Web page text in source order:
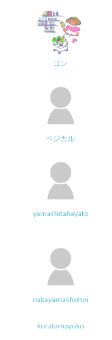
コン
ベジカル
yamashitahayato
nakayamashohei
kuratamayuko